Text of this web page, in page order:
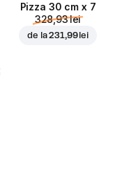
Pizza 30 cm x 7
328,93 lei
de la231,99 lei